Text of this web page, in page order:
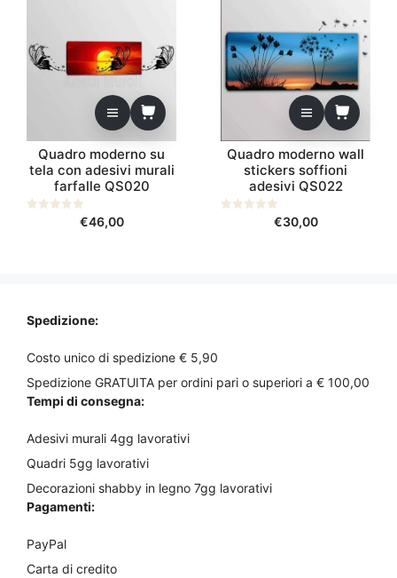
€70,00
Quadro moderno su
tela con adesivi murali
farfalle QS020
€46,00
Quadro moderno wall
stickers soffioni
adesivi QS022
€30,00
Spedizione:
Costo unico di spedizione € 5,90
Spedizione GRATUITA per ordini pari o superiori a € 100,00
Tempi di consegna:
Adesivi murali 4gg lavorativi
Quadri 5gg lavorativi
Decorazioni shabby in legno 7gg lavorativi
Pagamenti:
PayPal
Carta di credito